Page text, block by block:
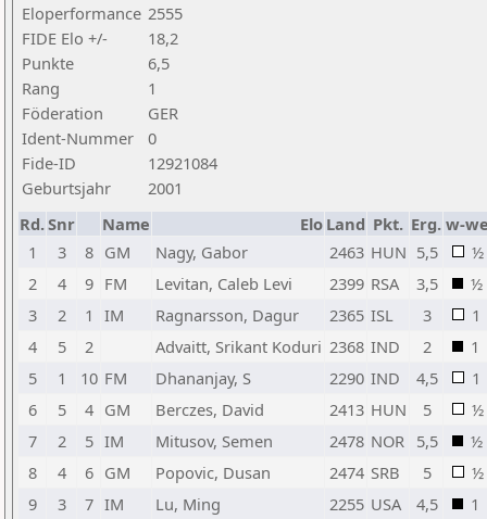
Eloperformance 2555
FIDE Elo +/-
18,2
Punkte
6,5
Rang
1
Föderation
GER
Ident-Nummer
0
Fide-ID
12921084
Geburtsjahr
2001
Rd.Snr Name Elo Land Pkt. Erg. w-
1
3 8 GM Nagy, Gabor 2463 HUN 5,5
½
2
4 9 FM Levitan, Caleb Levi 2399 RSA 3,5
½
3
2 1 IM Ragnarsson, Dagur 2365 ISL 3
1
4
5 2 Advaitt, Srikant Koduri 2368 IND 2
1
5
1 10 FM Dhananjay, S 2290 IND 4,5
1
6
5 4 GM Berczes, David 2413 HUN 5
½
7
2 5 IM Mitusov, Semen 2478 NOR 5,5
½
8
4 6 GM Popovic, Dusan 2474 SRB 5
½
9
3 7 IM Lu, Ming 2255 USA 4,5
1